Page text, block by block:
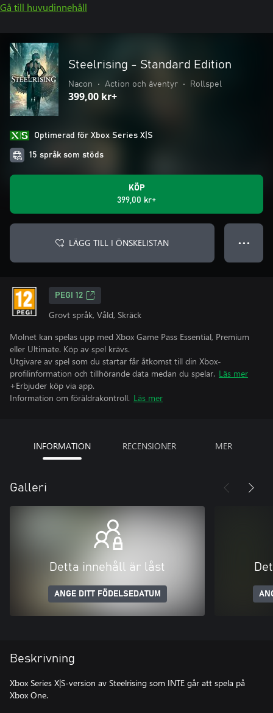
Gå till huvudinnehåll
Steelrising - Standard Edition
Nacon • Action och äventyr • Rollspel
399,00 kr+
Optimerad för Xbox Series X|S
15 språk som stöds
KÖP
399,00 kr+
LÄGG TILL I ÖNSKELISTAN ● ● ●
PEGI 12
Grovt språk, Våld, Skräck
Molnet kan spelas upp med Xbox Game Pass Essential, Premium
eller Ultimate. Köp av spel krävs.
Utgivare av spel som du startar får åtkomst till din Xbox-
profilinformation och tillhörande data medan du spelar. Läs mer
+Erbjuder köp via app.
Information om föräldrakontroll. Läs mer
INFORMATION RECENSIONER MER
Galleri
Detta innehåll är låst
ANGE DITT FÖDELSEDATUM
Beskrivning
Xbox Series X|S-version av Steelrising som INTE går att spela på
Xbox One.